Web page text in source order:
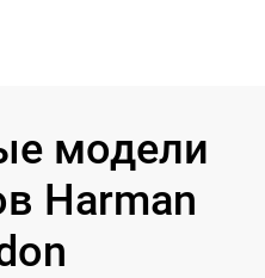
модели
Harman